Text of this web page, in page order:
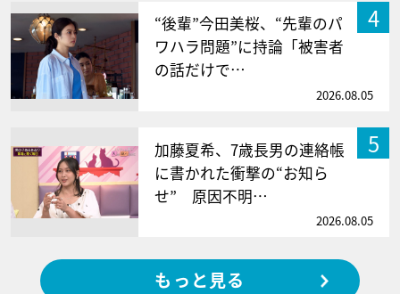
4
“後輩”今田美桜、“先輩のパ
ワハラ問題”に持論「被害者
の話だけで…
2026.08.05
5
加藤夏希、7歳長男の連絡帳
に書かれた衝撃の“お知ら
せ” 原因不明…
2026.08.05
もっと見る